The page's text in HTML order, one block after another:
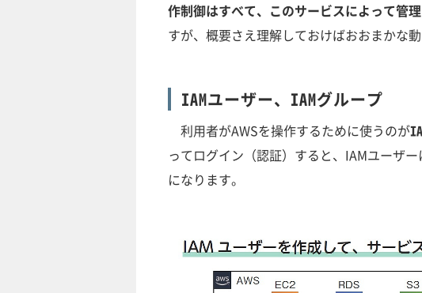
作制御はすべて、このサービスによって管
すが、概要さえ理解しておけばおおまかな
IAMユーザー、IAMグループ
利用者がAWSを操作するために使うのが
ってログイン（認証）すると、IAMユーザ
になります。